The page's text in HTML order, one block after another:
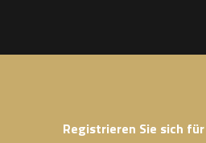
Registrieren Sie sich